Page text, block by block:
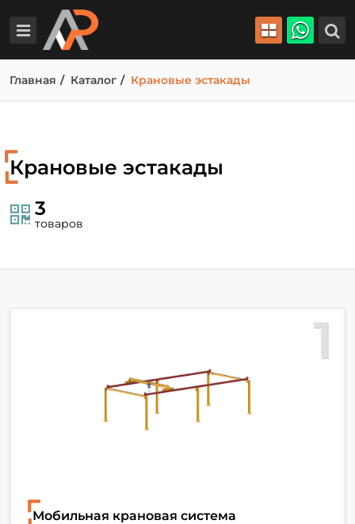
Главная Каталог Крановые эстакады
Крановые эстакады
3
товаров
1
Мобильная крановая система